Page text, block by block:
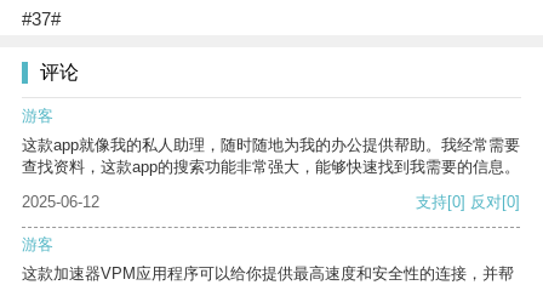
#37#
评论
游客
这款app就像我的私人助理，随时随地为我的办公提供帮助。我经常需要
查找资料，这款app的搜索功能非常强大，能够快速找到我需要的信息。
2025-06-12
支持[0] 反对[0]
游客
这款加速器VPM应用程序可以给你提供最高速度和安全性的连接，并帮